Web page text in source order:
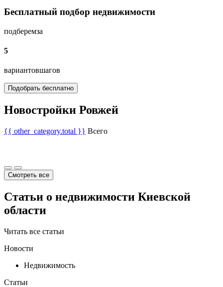
Бесплатный подбор недвижимости
подберемза
5
вариантовшагов
Подобрать бесплатно
Новостройки Ровжей
{{ other_category.total }} Всего
Смотреть все
Статьи о недвижимости Киевской
области
Читать все статьи
Новости
Недвижимость
Статьи